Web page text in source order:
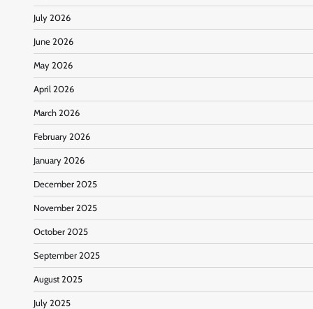
July 2026
June 2026
May 2026
April 2026
March 2026
February 2026
January 2026
December 2025
November 2025
October 2025
September 2025
August 2025
July 2025